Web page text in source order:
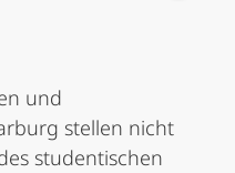
und
stellen nicht
studentischen